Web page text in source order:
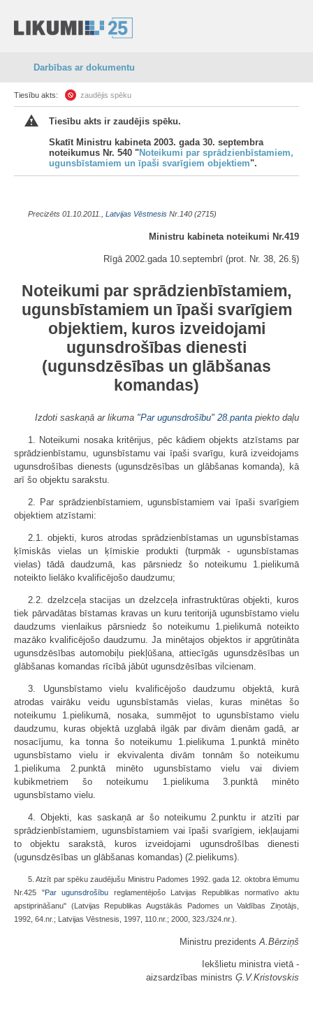
Darbības ar dokumentu
Tiesību akts: zaudējis spēku
Tiesību akts ir zaudējis spēku.
Skatīt Ministru kabineta 2003. gada 30. septembra
noteikumus Nr. 540 "Noteikumi par sprādzienbīstamiem,
ugunsbīstamiem un īpaši svarīgiem objektiem".
Precizēts 01.10.2011., Latvijas Vēstnesis Nr.140 (2715)
Ministru kabineta noteikumi Nr.419
Rīgā 2002.gada 10.septembrī (prot. Nr. 38, 26.§)
Noteikumi par sprādzienbīstamiem,
ugunsbīstamiem un īpaši svarīgiem
objektiem, kuros izveidojami
ugunsdrošības dienesti
(ugunsdzēsības un glābšanas
komandas)
Izdoti saskaņā ar likuma "Par ugunsdrošību" 28.panta piekto daļu
1. Noteikumi nosaka kritērijus, pēc kādiem objekts atzīstams par
sprādzienbīstamu, ugunsbīstamu vai īpaši svarīgu, kurā izveidojams
ugunsdrošības dienests (ugunsdzēsības un glābšanas komanda), kā
arī šo objektu sarakstu.
2. Par sprādzienbīstamiem, ugunsbīstamiem vai īpaši svarīgiem
objektiem atzīstami:
2.1. objekti, kuros atrodas sprādzienbīstamas un ugunsbīstamas
ķīmiskās vielas un ķīmiskie produkti (turpmāk - ugunsbīstamas
vielas) tādā daudzumā, kas pārsniedz šo noteikumu 1.pielikumā
noteikto lielāko kvalificējošo daudzumu;
2.2. dzelzceļa stacijas un dzelzceļa infrastruktūras objekti, kuros
tiek pārvadātas bīstamas kravas un kuru teritorijā ugunsbīstamo vielu
daudzums vienlaikus pārsniedz šo noteikumu 1.pielikumā noteikto
mazāko kvalificējošo daudzumu. Ja minētajos objektos ir apgrūtināta
ugunsdzēsības automobiļu piekļūšana, attiecīgās ugunsdzēsības un
glābšanas komandas rīcībā jābūt ugunsdzēsības vilcienam.
3. Ugunsbīstamo vielu kvalificējošo daudzumu objektā, kurā
atrodas vairāku veidu ugunsbīstamās vielas, kuras minētas šo
noteikumu 1.pielikumā, nosaka, summējot to ugunsbīstamo vielu
daudzumu, kuras objektā uzglabā ilgāk par divām dienām gadā, ar
nosacījumu, ka tonna šo noteikumu 1.pielikuma 1.punktā minēto
ugunsbīstamo vielu ir ekvivalenta divām tonnām šo noteikumu
1.pielikuma 2.punktā minēto ugunsbīstamo vielu vai diviem
kubikmetriem šo noteikumu 1.pielikuma 3.punktā minēto
ugunsbīstamo vielu.
4. Objekti, kas saskaņā ar šo noteikumu 2.punktu ir atzīti par
sprādzienbīstamiem, ugunsbīstamiem vai īpaši svarīgiem, iekļaujami
to objektu sarakstā, kuros izveidojami ugunsdrošības dienesti
(ugunsdzēsības un glābšanas komandas) (2.pielikums).
5. Atzīt par spēku zaudējušu Ministru Padomes 1992. gada 12. oktobra lēmumu
Nr.425 "Par ugunsdrošību reglamentējošo Latvijas Republikas normatīvo aktu
apstiprināšanu" (Latvijas Republikas Augstākās Padomes un Valdības Ziņotājs,
1992, 64.nr.; Latvijas Vēstnesis, 1997, 110.nr.; 2000, 323./324.nr.).
Ministru prezidentsA.Bērziņš
Iekšlietu ministra vietā -
aizsardzības ministrs Ģ.V.Kristovskis